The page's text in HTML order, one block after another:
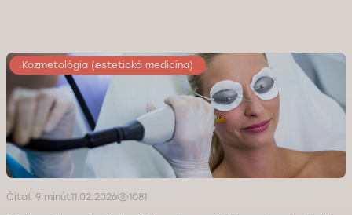
Kozmetológia (estetická medicína)
Čítať 9 minút11.02.2026 1081